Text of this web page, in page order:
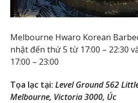
Melbourne Hwaro Korean
nhật đến thứ 5 từ 17:00 – 22:30
17:00 – 23:00
Tọa lạc tại: Level Ground 562
Melbourne, Victoria 3000, Úc